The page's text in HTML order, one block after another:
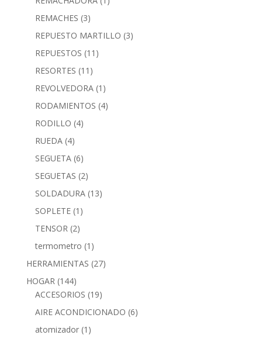
REMACHES (3)
REPUESTO MARTILLO (3)
REPUESTOS (11)
RESORTES (11)
REVOLVEDORA (1)
RODAMIENTOS (4)
RODILLO (4)
RUEDA (4)
SEGUETA (6)
SEGUETAS (2)
SOLDADURA (13)
SOPLETE (1)
TENSOR (2)
termometro (1)
HERRAMIENTAS (27)
HOGAR (144)
ACCESORIOS (19)
AIRE ACONDICIONADO (6)
atomizador (1)